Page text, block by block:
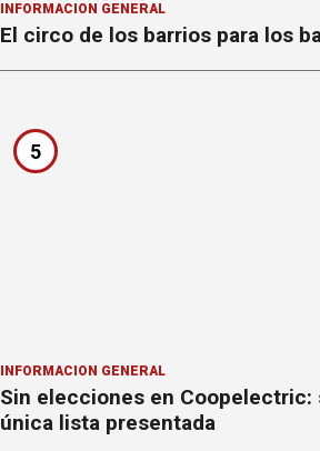
INFORMACION GENERAL
El circo de los barrios para los
5
INFORMACION GENERAL
Sin elecciones en
única lista presentada